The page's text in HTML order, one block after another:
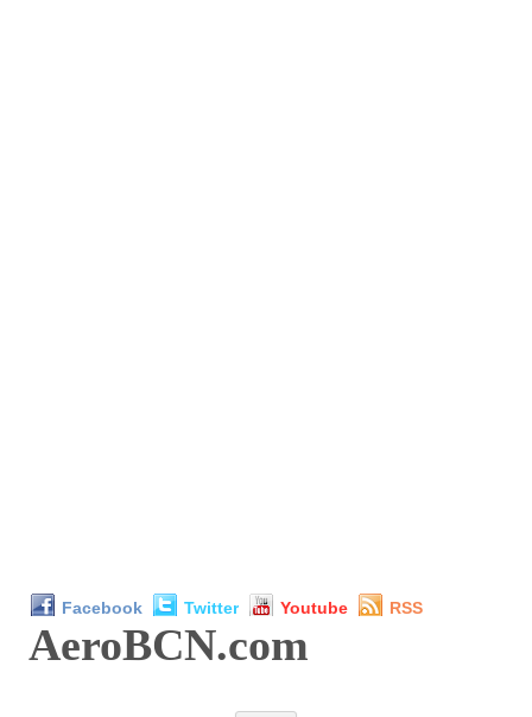
Facebook Twitter Youtube RSS
AeroBCN.com